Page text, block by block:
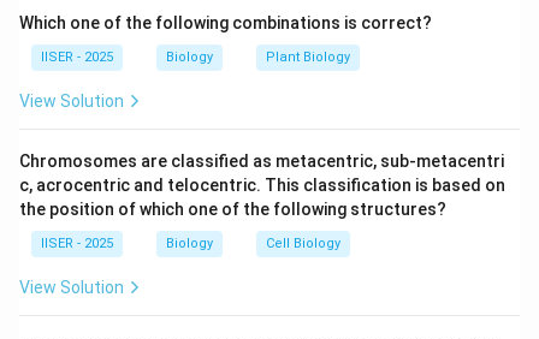
Step 2: Key Formula or Approach:
विभिन्न पारस्परिक क्रियाओं के प्रभाव इस प्रकार हैं:
1. परभक्षण (Predation): इसमें एक प्रजाति (परभक्षी) को लाभ (
2. सहोपकारिता (Mutualism): दोनों प्रजातियों को पारस्परिक लाभ (+
+, +
+) होता है।
3. सहभोजिता (Commensalism): एक प्रजाति को लाभ ( +
और दूसरी अप्रभावित (0
0) रहती.
4. परजीविता (Parasitism): परजीवी को लाभ (
Which one of the following combinations is correct?
IISER - 2025 Biology Plant Biology
View Solution
Chromosomes are classified as metacentric, sub-metacentri
c, acrocentric and telocentric. This classification is based on
the position of which one of the following structures?
IISER - 2025 Biology Cell Biology
View Solution